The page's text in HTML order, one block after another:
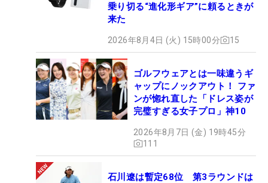
乗り切る“進化形ギア”に頼るときが
来た
2026年8月4日 (火) 15時00分 15
ゴルフウェアとは一味違うギ
ャップにノックアウト！ ファ
ンが惚れ直した「ドレス姿が
完璧すぎる女子プロ」神10
2026年8月7日 (金) 19時45分
111
石川遼は暫定68位 第3ラウンドは